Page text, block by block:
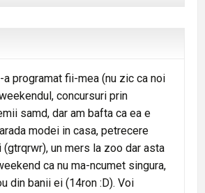
programat fii-mea (nu zic ca noi
concursuri prin
samd, dar am bafta ca ea e
modei in casa, petrecere
un mers la zoo dar asta
ca nu ma-ncumet singura,
din banii ei (14ron :D). Voi